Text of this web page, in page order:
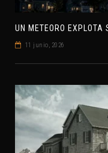
11 junio, 2026